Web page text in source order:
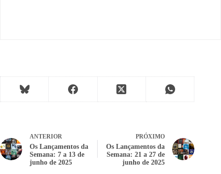
ANTERIOR
Os Lançamentos da
Semana: 7 a 13 de
junho de 2025
PRÓXIMO
Os Lançamentos da
Semana: 21 a 27 de
junho de 2025